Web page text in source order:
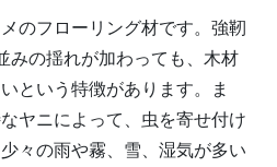
のフローリング材です。強靭
みの揺れが加わっても、木材
という特徴があります。ま
ヤニによって、虫を寄せ付け
々の雨や霧、雪、湿気が多い